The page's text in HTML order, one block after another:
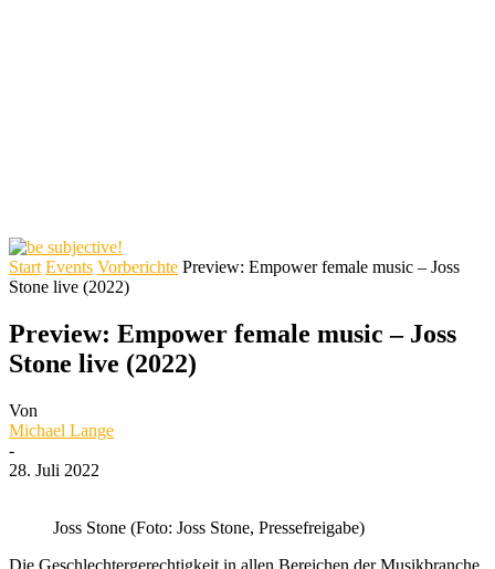
Start Events Vorberichte Preview: Empower female music – Joss
Stone live (2022)
Preview: Empower female music – Joss
Stone live (2022)
Von
Michael Lange
-
28. Juli 2022
Joss Stone (Foto: Joss Stone, Pressefreigabe)
Die Geschlechtergerechtigkeit in allen Bereichen der Musikbranche